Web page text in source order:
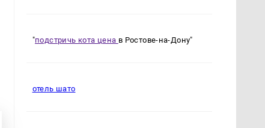
"подстричь кота цена в Ростове-на-Дону"
отель шато